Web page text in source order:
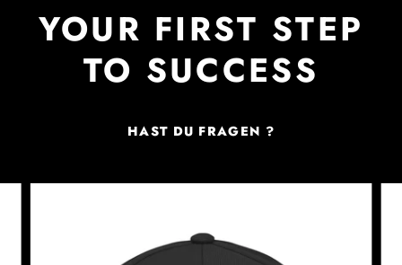
YOUR FIRST STEP
TO SUCCESS
HAST DU FRAGEN ?